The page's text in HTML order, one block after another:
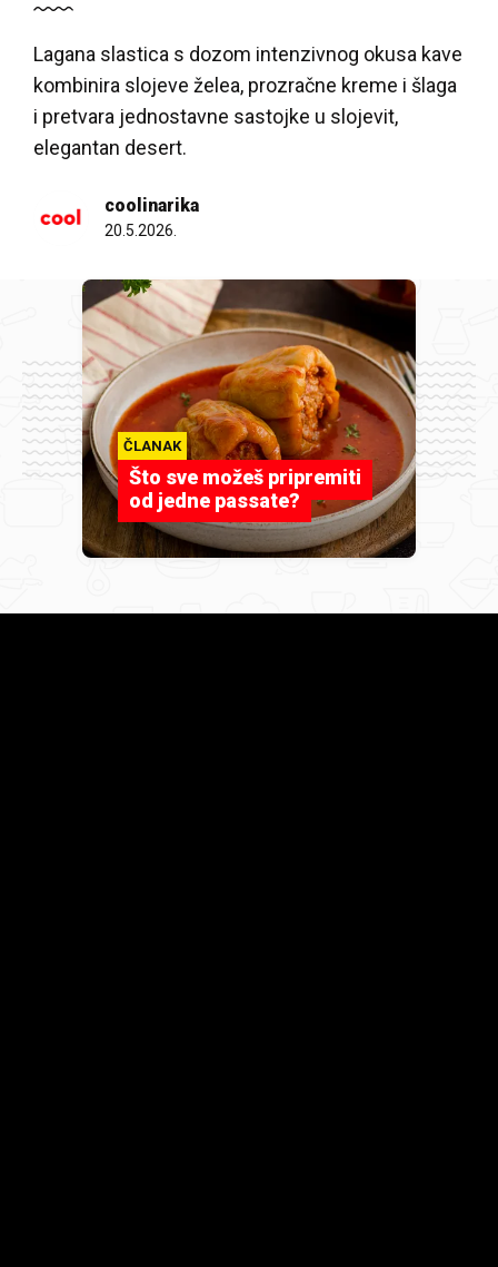
Lagana slastica s dozom intenzivnog okusa kave
kombinira slojeve želea, prozračne kreme i šlaga
i pretvara jednostavne sastojke u slojevit,
elegantan desert.
coolinarika
20.5.2026.
ČLANAK
Što sve možeš pripremiti
od jedne passate?